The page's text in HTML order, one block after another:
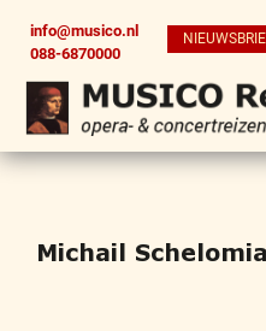
info@musico.nl
088-6870000
Michail